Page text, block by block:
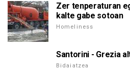
Zer tenperaturan
kalte gabe sotoan
Homeliness
Santorini - Grezia
Bidaiatzea